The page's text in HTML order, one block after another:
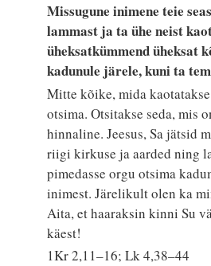
Missugune inimene teie
lammast ja ta ühe neist
üheksatkümmend üheksat
kadunule järele, kuni ta
Mitte kõike, mida
otsima. Otsitakse seda, mis
hinnaline. Jeesus, Sa jätsid
riigi kirkuse ja aarded ning
pimedasse orgu otsima
inimest. Järelikult olen ka
Aita, et haaraksin kinni Su
käest!
1Kr 2,11–16; Lk 4,38–44